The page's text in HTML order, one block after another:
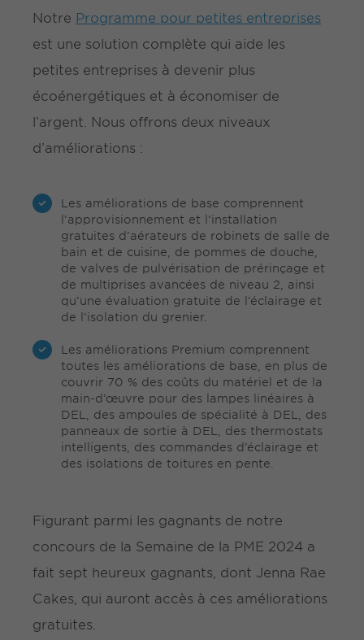
Notre Programme pour petites entreprises
est une solution complète qui aide les
petites entreprises à devenir plus
écoénergétiques et à économiser de
l’argent. Nous offrons deux niveaux
d’améliorations :
Les améliorations de base comprennent
l’approvisionnement et l’installation
gratuites d’aérateurs de robinets de salle de
bain et de cuisine, de pommes de douche,
de valves de pulvérisation de prérinçage et
de multiprises avancées de niveau 2, ainsi
qu’une évaluation gratuite de l’éclairage et
de l’isolation du grenier.
Les améliorations Premium comprennent
toutes les améliorations de base, en plus de
couvrir 70 % des coûts du matériel et de la
main-d’œuvre pour des lampes linéaires à
DEL, des ampoules de spécialité à DEL, des
panneaux de sortie à DEL, des thermostats
intelligents, des commandes d’éclairage et
des isolations de toitures en pente.
Figurant parmi les gagnants de notre
concours de la Semaine de la PME 2024 a
fait sept heureux gagnants, dont Jenna Rae
Cakes, qui auront accès à ces améliorations
gratuites.